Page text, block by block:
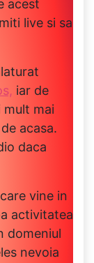
acest
live si sa
iar de
mult mai
acasa.
daca
vine in
activitatea
domeniul
nevoia